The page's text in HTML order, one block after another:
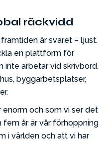
räckvidd
är svaret – ljust.
en plattform för
inte arbetar vid skrivbord.
byggarbetsplatser,
och som vi ser det
fem år är vår förhoppning
i världen och att vi har